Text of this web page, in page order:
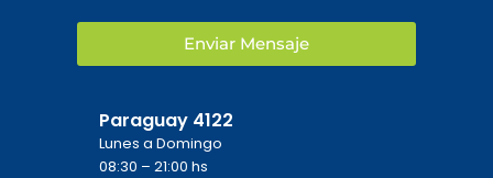
Enviar Mensaje
Paraguay 4122
Lunes a Domingo
08:30 – 21:00 hs